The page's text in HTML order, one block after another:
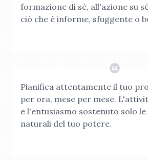
formazione di sé, all'azione su
ciò che è informe, sfuggente o
Pianifica attentamente il tuo
per ora, mese per mese.
e l'entusiasmo sostenuto solo
naturali del tuo potere.